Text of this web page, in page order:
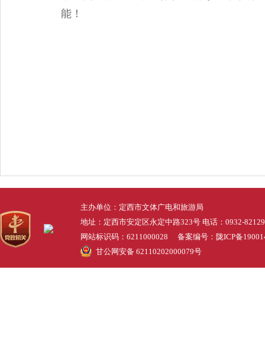
能！
主办单位：定西市文体广电和旅游局
地址：定西市安定区永定中路323号 电话：0932-
网站标识码：6211000028 备案编号： 陇ICP备
甘公网安备 62110202000079号